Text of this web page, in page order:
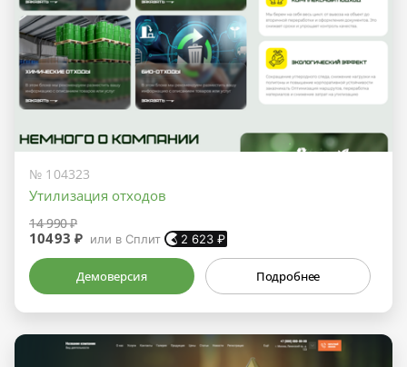
№ 104323
Утилизация отходов
14 990 ₽
10493 ₽ или в Сплит 2 623 ₽
Демоверсия Подробнее